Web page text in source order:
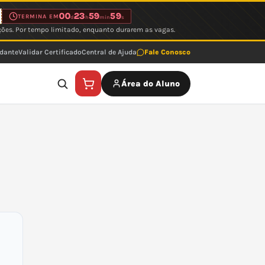
TERMINA EM00d23 h59min59s
Por tempo limitado, enquanto durarem as vagas.
Validar CertificadoCentral de Ajuda Fale Conosco
Área do Aluno